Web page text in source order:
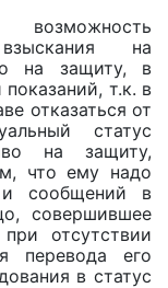
на
на защиту, в
т.к. в
отказаться от
статус
на защиту,
что ему надо
и сообщений в
совершившее
отсутствии
перевода его
в статус